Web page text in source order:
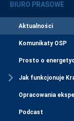
BIURO PRASOWE
Aktualności
Komunikaty OSP
Prosto o
Jak funkcjonuje
Opracowania
Podcast